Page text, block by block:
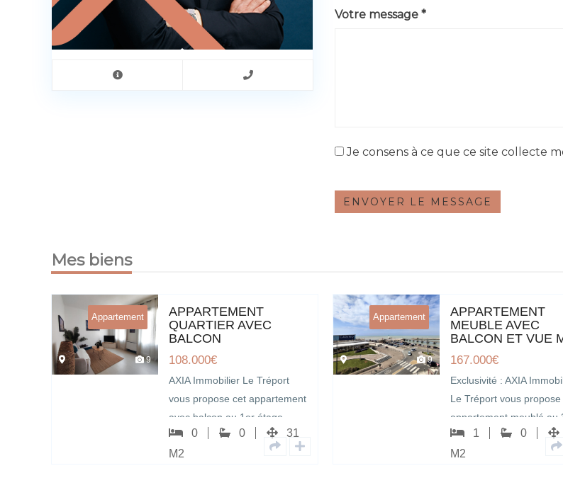
Votre message *
Je consens à ce que ce site collecte
ENVOYER LE MESSAGE
Mes biens
Appartement
9
APPARTEMENT
QUARTIER AVEC
BALCON
108.000€
AXIA Immobilier Le Tréport
vous propose cet appartement
avec balcon au 1er étage,
vendu meublé,…
0 0
31
M2
Appartement
9
APPARTEMENT
MEUBLE AVEC
BALCON ET VUE
167.000€
Exclusivité : AXIA
Le Tréport vous propose
appartement meublé au
étage d’une
1 0
M2